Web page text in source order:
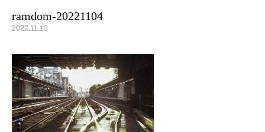
ramdom-20221104
2022.11.13